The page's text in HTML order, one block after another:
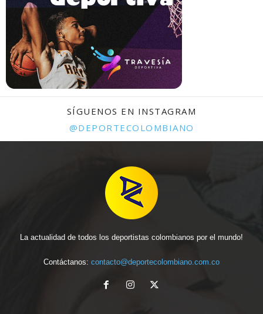
SÍGUENOS EN INSTAGRAM
@DEPORTECOLOMBIANO
La actualidad de todos los deportistas colombianos por el mundo!
Contáctanos: contacto@deportecolombiano.com.co